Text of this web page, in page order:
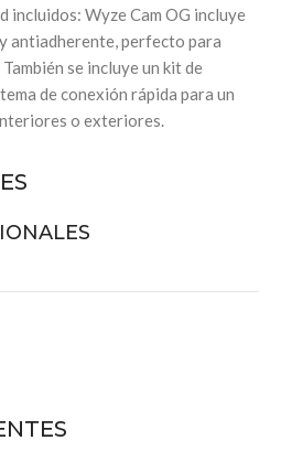
incluidos: Wyze Cam OG incluye
antiadherente, perfecto para
se incluye un kit de
de conexión rápida para un
o exteriores.